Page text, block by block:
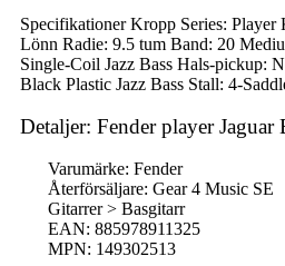
Specifikationer Kropp Series:
Lönn Radie: 9.5 tum Band: 20
Single-Coil Jazz Bass Hals-pickup:
Black Plastic Jazz Bass Stall: 4-
Detaljer: Fender player
Varumärke: Fender
Återförsäljare: Gear 4 Music SE
Gitarrer > Basgitarr
EAN: 885978911325
MPN: 149302513